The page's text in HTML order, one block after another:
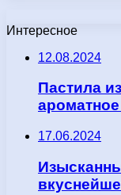
Интересное
12.08.2024
Пастила
17.06.2024